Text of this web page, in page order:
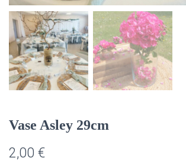
Vase Asley 29cm
2,00 €